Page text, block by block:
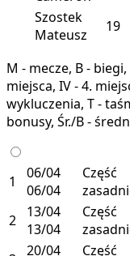
Szostek
Mateusz
19
M - mecze, B -
miejsca, IV - 4.
wykluczenia, T -
bonusy, Śr./B -
1
06/04
06/04
Część
2
13/04
13/04
Część
20/04 Część